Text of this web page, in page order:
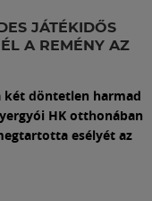
JÁTÉKIDŐS
A REMÉNY AZ
két döntetlen harmad
HK otthonában
esélyét az